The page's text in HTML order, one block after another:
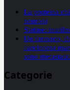
La proteina
neuroni
Statine:
Un farmaco,
carcinoma
seno
Categorie